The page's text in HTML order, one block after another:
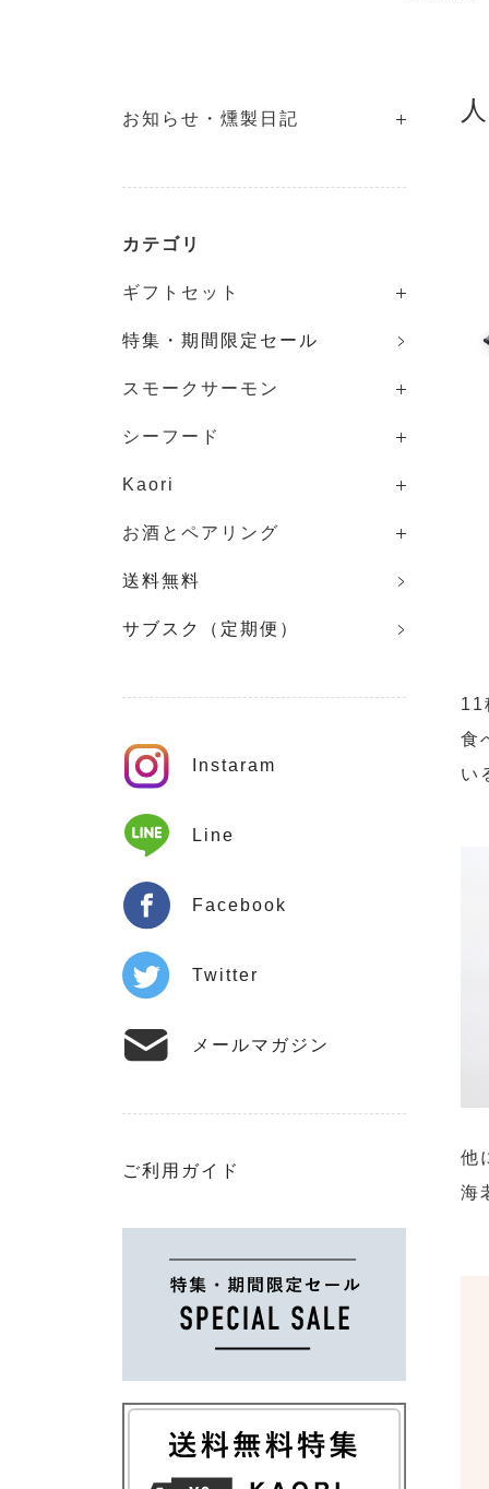
お知らせ・燻製日記
カテゴリ
ギフトセット
特集・期間限定セール
スモークサーモン
シーフード
Kaori
お酒とペアリング
送料無料
サブスク（定期便）
Instaram
Line
Facebook
Twitter
メールマガジン
ご利用ガイド
11
食
い
他
海